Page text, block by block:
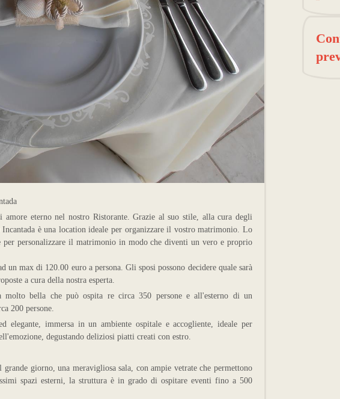
amore eterno nel nostro Ristorante. Grazie al suo stile, alla cura degli
è una location ideale per organizzare il vostro matrimonio. Lo
per personalizzare il matrimonio in modo che diventi un vero e proprio
max di 120.00 euro a persona. Gli sposi possono decidere quale sarà
a cura della nostra esperta.
bella che può ospita re circa 350 persone e all'esterno di un
200 persone.
elegante, immersa in un ambiente ospitale e accogliente, ideale per
degustando deliziosi piatti creati con estro.
giorno, una meravigliosa sala, con ampie vetrate che permettono
spazi esterni, la struttura è in grado di ospitare eventi fino a 500